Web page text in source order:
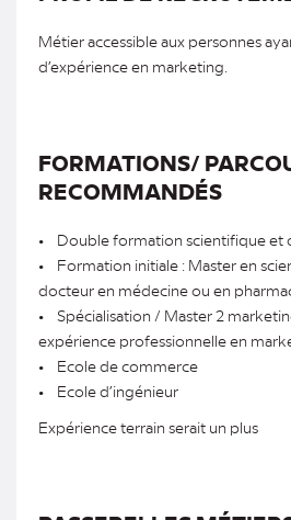
Métier accessible aux personnes
d’expérience en marketing.
FORMATIONS/
RECOMMANDÉS
• Double formation scientifique et
• Formation initiale : Master en
docteur en médecine ou en
• Spécialisation / Master 2
expérience professionnelle en
• Ecole de commerce
• Ecole d’ingénieur
Expérience terrain serait un plus